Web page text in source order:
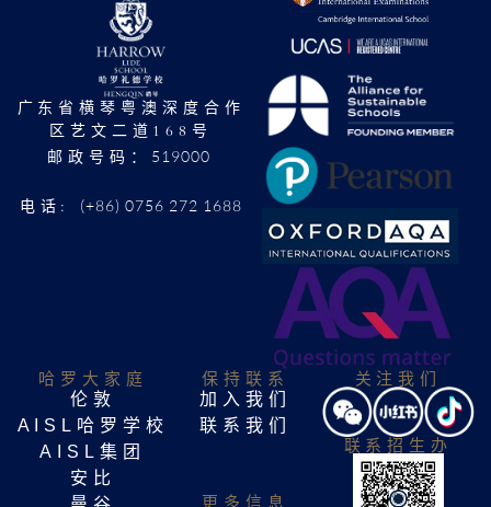
广东省横琴粤澳深度合作
区艺文二道168号
邮政号码： 519000
电话: (+86) 0756 272 1688
哈罗大家庭​
伦敦
AISL哈罗学校
AISL集团
安比
保持联系
加入我们
联系我们
更多信息
关注我们
联系招生办